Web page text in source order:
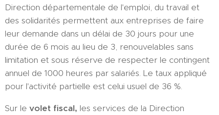
Direction départementale de l'emploi, du travail et
des solidarités permettent aux entreprises de faire
leur demande dans un délai de 30 jours pour une
durée de 6 mois au lieu de 3, renouvelables sans
limitation et sous réserve de respecter le contingent
annuel de 1000 heures par salariés. Le taux appliqué
pour l'activité partielle est celui usuel de 36 %.
Sur le volet fiscal, les services de la Direction